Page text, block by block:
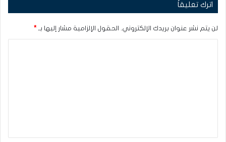
اترك تعليقاً
لن يتم نشر عنوان بريدك الإلكتروني. الحقول الإلزامية مشار إليها بـ *
ق